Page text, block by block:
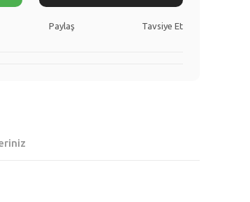
Paylaş Tavsiye Et